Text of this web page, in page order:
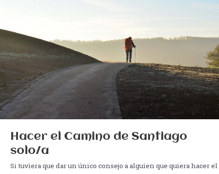
de
Santiago
Hacer el Camino de Santiago
solo/a
Si tuviera que dar un único consejo a alguien que quiera hacer el